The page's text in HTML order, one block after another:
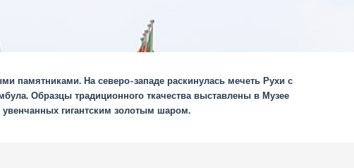
памятниками. На северо-западе раскинулась мечеть Рухи с
Образцы традиционного ткачества выставлены в Музее
гигантским золотым шаром.